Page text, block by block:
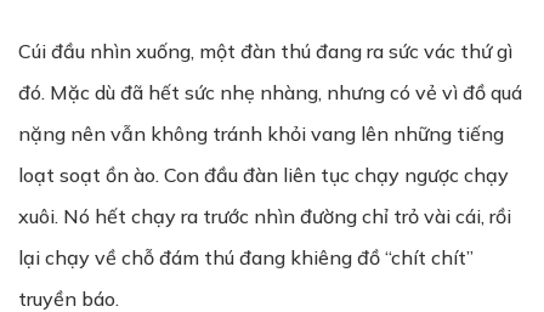
Cúi đầu nhìn xuống, một đàn thú đang ra sức vác thứ gì
đó. Mặc dù đã hết sức nhẹ nhàng, nhưng có vẻ vì đồ quá
nặng nên vẫn không tránh khỏi vang lên những tiếng
loạt soạt ồn ào. Con đầu đàn liên tục chạy ngược chạy
xuôi. Nó hết chạy ra trước nhìn đường chỉ trỏ vài cái, rồi
lại chạy về chỗ đám thú đang khiêng đồ “chít chít”
truyền báo.